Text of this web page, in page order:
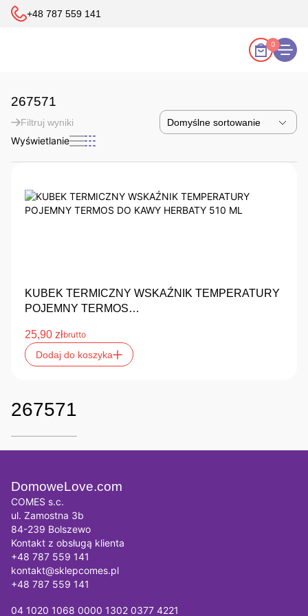
+48 787 559 141
0
267571
Filtruj wyniki
Wyświetlanie
KUBEK TERMICZNY WSKAŹNIK TEMPERATURY
POJEMNY TERMOS…
25,90 złbrutto
Dodaj do koszyka
267571
DomoweLove.com
COMES s.c.
ul. Zamostna 3b
84-239 Bolszewo
Kontakt z obsługą klienta
+48 787 559 141
kontakt@sklepcomes.pl
+48 787 559 141
04 1020 1068 0000 1302 0377 4221